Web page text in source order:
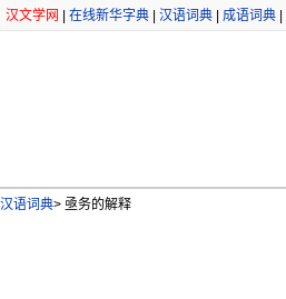
汉文学网 在线新华字典 汉语词典 成语词典
汉语词典> 亟务的解释